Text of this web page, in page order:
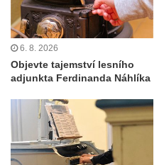
6. 8. 2026
Objevte tajemství lesního
adjunkta Ferdinanda Náhlíka